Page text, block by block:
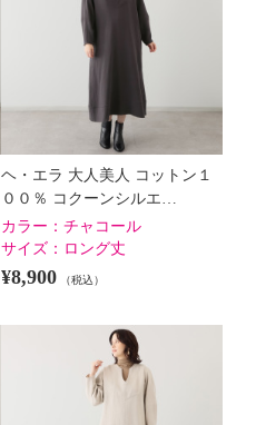
ヘ・エラ 大人美人 コットン１
００％ コクーンシルエ…
カラー： チャコール
サイズ： ロング丈
¥8,900 （税込）